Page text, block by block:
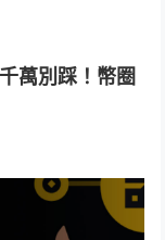
萬別踩！幣圈